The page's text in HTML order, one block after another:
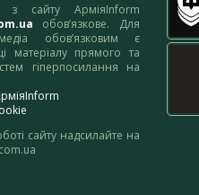
з сайту АрміяInform
обов’язкове. Для
обов’язковим є
матеріалу прямого та
гіперпосилання на
сайту надсилайте на